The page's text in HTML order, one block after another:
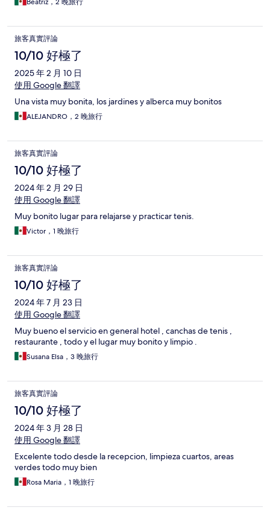
Beatriz，2 晚旅行
旅客真實評論
10/10 好極了
2025 年 2 月 10 日
使用 Google 翻譯
Una vista muy bonita, los jardines y alberca muy bonitos
ALEJANDRO，2 晚旅行
旅客真實評論
10/10 好極了
2024 年 2 月 29 日
使用 Google 翻譯
Muy bonito lugar para relajarse y practicar tenis.
Victor，1 晚旅行
旅客真實評論
10/10 好極了
2024 年 7 月 23 日
使用 Google 翻譯
Muy bueno el servicio en general hotel , canchas de tenis ,
restaurante , todo y el lugar muy bonito y limpio .
Susana Elsa，3 晚旅行
旅客真實評論
10/10 好極了
2024 年 3 月 28 日
使用 Google 翻譯
Excelente todo desde la recepcion, limpieza cuartos, areas
verdes todo muy bien
Rosa Maria，1 晚旅行